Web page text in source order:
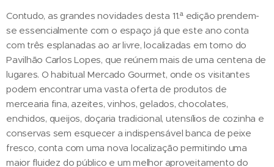
Contudo, as grandes novidades desta 11.ª edição prendem-
se essencialmente com o espaço já que este ano conta
com três esplanadas ao ar livre, localizadas em torno do
Pavilhão Carlos Lopes, que reúnem mais de uma centena de
lugares. O habitual Mercado Gourmet, onde os visitantes
podem encontrar uma vasta oferta de produtos de
mercearia fina, azeites, vinhos, gelados, chocolates,
enchidos, queijos, doçaria tradicional, utensílios de cozinha e
conservas sem esquecer a indispensável banca de peixe
fresco, conta com uma nova localização permitindo uma
maior fluidez do público e um melhor aproveitamento do